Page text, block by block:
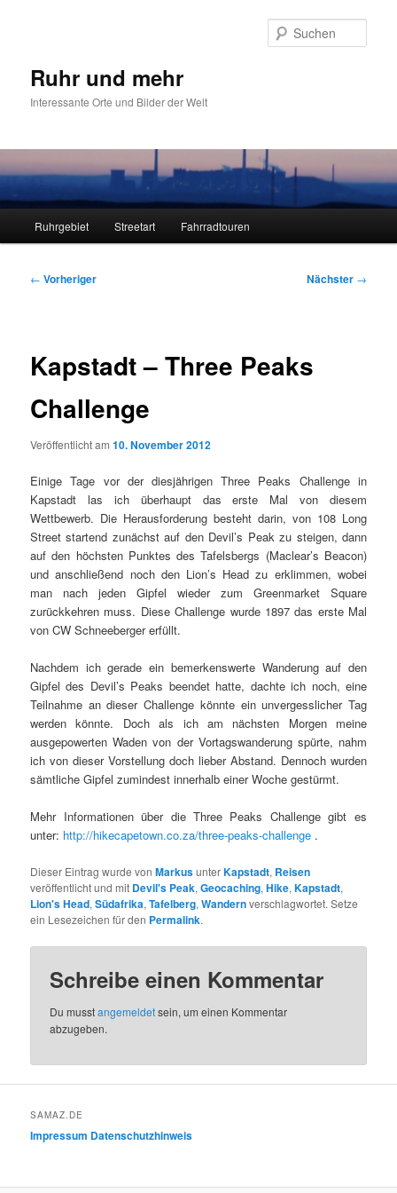
Ruhr und mehr
Interessante Orte und Bilder der Welt
Ruhrgebiet Streetart Fahrradtouren
Beitragsnavigation
← Vorheriger Nächster →
Kapstadt – Three Peaks
Challenge
Veröffentlicht am10. November 2012
Einige Tage vor der diesjährigen Three Peaks Challenge in
Kapstadt las ich überhaupt das erste Mal von diesem
Wettbewerb. Die Herausforderung besteht darin, von 108 Long
Street startend zunächst auf den Devil’s Peak zu steigen, dann
auf den höchsten Punktes des Tafelsbergs (Maclear’s Beacon)
und anschließend noch den Lion’s Head zu erklimmen, wobei
man nach jeden Gipfel wieder zum Greenmarket Square
zurückkehren muss. Diese Challenge wurde 1897 das erste Mal
von CW Schneeberger erfüllt.
Nachdem ich gerade ein bemerkenswerte Wanderung auf den
Gipfel des Devil’s Peaks beendet hatte, dachte ich noch, eine
Teilnahme an dieser Challenge könnte ein unvergesslicher Tag
werden könnte. Doch als ich am nächsten Morgen meine
ausgepowerten Waden von der Vortagswanderung spürte, nahm
ich von dieser Vorstellung doch lieber Abstand. Dennoch wurden
sämtliche Gipfel zumindest innerhalb einer Woche gestürmt.
Mehr Informationen über die Three Peaks Challenge gibt es
unter: http://hikecapetown.co.za/three-peaks-challenge .
Dieser Eintrag wurde vonMarkusunterKapstadt, Reisen
veröffentlicht und mit Devil's Peak,Geocaching,Hike,Kapstadt,
Lion's Head,Südafrika,Tafelberg,Wandernverschlagwortet. Setze
ein Lesezeichen für den Permalink.
Schreibe einen Kommentar
Du musstangemeldetsein, um einen Kommentar
abzugeben.
SAMAZ.DE
Impressum Datenschutzhinweis